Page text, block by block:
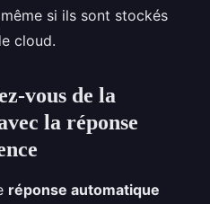
si ils sont stockés
cloud.
vous de la
la réponse
réponse automatique